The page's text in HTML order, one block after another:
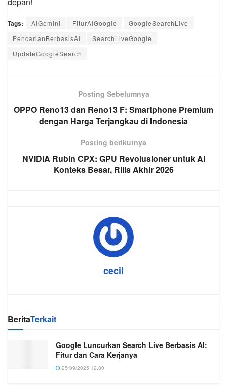
Tags: AIGemini FiturAIGoogle
GoogleSearchLive
PencarianBerbasisAI
SearchLiveGoogle
UpdateGoogleSearch
Posting Sebelumnya
OPPO Reno13 dan Reno13 F: Smartphone Premium
dengan Harga Terjangkau di Indonesia
Posting berikutnya
NVIDIA Rubin CPX: GPU Revolusioner untuk AI
Konteks Besar, Rilis Akhir 2026
cecil
BeritaTerkait
Google Luncurkan Search Live Berbasis AI:
Fitur dan Cara Kerjanya
25/09/2025 12:00